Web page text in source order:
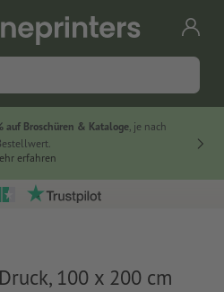
auf Broschüren & Kataloge, je nach
erfahren
100 x 200 cm